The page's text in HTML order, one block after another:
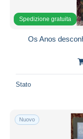
Spedizione gratuita
Os Anos
Stato
Nuovo